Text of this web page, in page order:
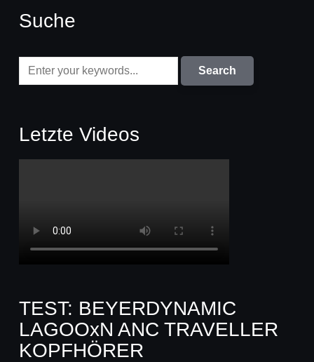
Suche
Letzte Videos
TEST: BEYERDYNAMIC
LAGOOxN ANC TRAVELLER
KOPFHÖRER